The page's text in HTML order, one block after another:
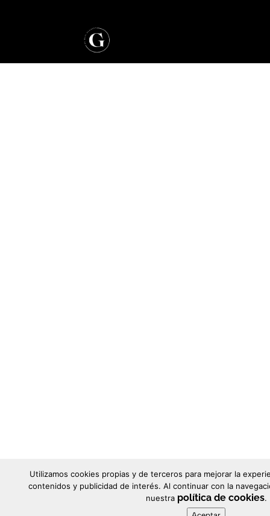
Utilizamos cookies propias y de terceros para mejorar la
contenidos y publicidad de interés. Al continuar con la
nuestra política de cookies.